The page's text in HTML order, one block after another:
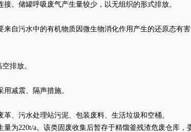
。储罐呼吸废气产生量较少，以无组织的形式排放。
自污水中的有机物质因微生物消化作用产生的还原态有
排放。
减震、隔声措施。
、污水处理站污泥、包装废料、生活垃圾和空桶。
为220t/a。该类固废收集后暂存于精馏釜残渣危废仓库，